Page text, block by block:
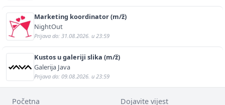
Marketing koordinator (m/ž)
NightOut
Prijava do: 31.08.2026. u 23:59
Kustos u galeriji slika (m/ž)
Galerija Java
Prijava do: 09.08.2026. u 23:59
Početna Dojavite vijest